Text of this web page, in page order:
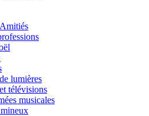
lumières
télévisions
musicales